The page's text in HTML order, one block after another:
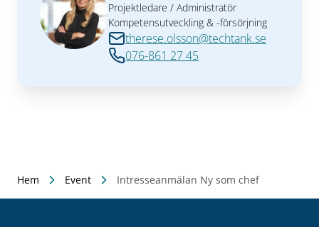
Projektledare / Administratör
Kompetensutveckling & -försörjning
therese.olsson@techtank.se
076-861 27 45
Hem Event Intresseanmälan Ny som chef